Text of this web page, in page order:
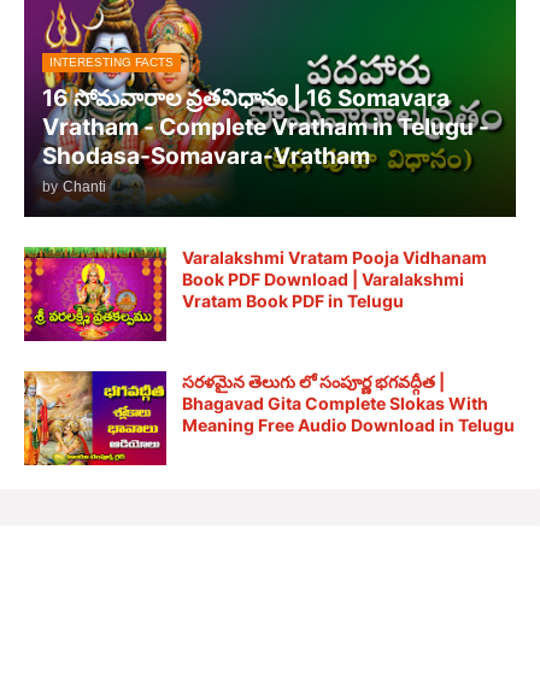
INTERESTING FACTS
16 సోమవారాల వ్రతవిధానం | 16 Somavara
Vratham - Complete Vratham in Telugu -
Shodasa-Somavara-Vratham
by Chanti
Varalakshmi Vratam Pooja Vidhanam
Book PDF Download | Varalakshmi
Vratam Book PDF in Telugu
సరళమైన తెలుగు లో సంపూర్ణ భగవద్గీత |
Bhagavad Gita Complete Slokas With
Meaning Free Audio Download in Telugu